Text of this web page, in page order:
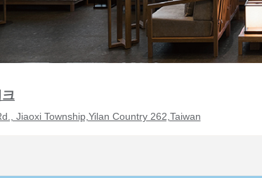
Jiaoxi Township,Yilan Country 262,Taiwan